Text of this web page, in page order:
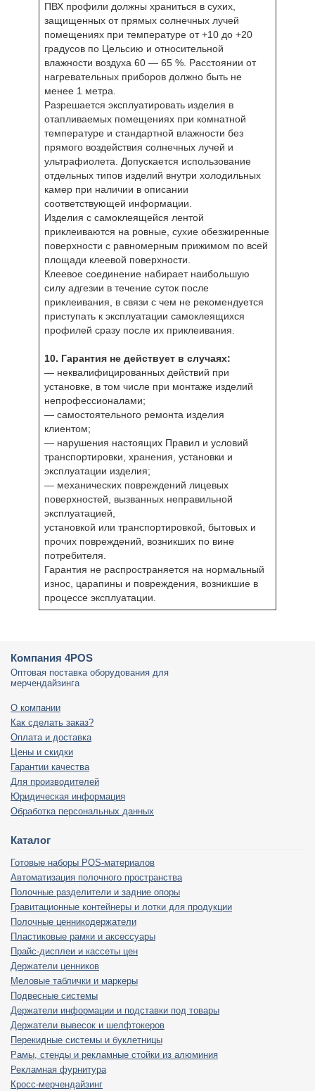
ПВХ профили должны храниться в сухих,
защищенных от прямых солнечных лучей
помещениях при температуре от +10 до +20
градусов по Цельсию и относительной
влажности воздуха 60 — 65 %. Расстоянии от
нагревательных приборов должно быть не
менее 1 метра.
Разрешается эксплуатировать изделия в
отапливаемых помещениях при комнатной
температуре и стандартной влажности без
прямого воздействия солнечных лучей и
ультрафиолета. Допускается использование
отдельных типов изделий внутри холодильных
камер при наличии в описании
соответствующей информации.
Изделия с самоклеящейся лентой
приклеиваются на ровные, сухие обезжиренные
поверхности с равномерным прижимом по всей
площади клеевой поверхности.
Клеевое соединение набирает наибольшую
силу адгезии в течение суток после
приклеивания, в связи с чем не рекомендуется
приступать к эксплуатации самоклеящихся
профилей сразу после их приклеивания.
10. Гарантия не действует в случаях:
— неквалифицированных действий при
установке, в том числе при монтаже изделий
непрофессионалами;
— самостоятельного ремонта изделия
клиентом;
— нарушения настоящих Правил и условий
транспортировки, хранения, установки и
эксплуатации изделия;
— механических повреждений лицевых
поверхностей, вызванных неправильной
эксплуатацией,
установкой или транспортировкой, бытовых и
прочих повреждений, возникших по вине
потребителя.
Гарантия не распространяется на нормальный
износ, царапины и повреждения, возникшие в
процессе эксплуатации.
Компания 4POS
Оптовая поставка оборудования для
мерчендайзинга
О компании
Как сделать заказ?
Оплата и доставка
Цены и скидки
Гарантии качества
Для производителей
Юридическая информация
Обработка персональных данных
Каталог
Готовые наборы POS-материалов
Автоматизация полочного пространства
Полочные разделители и задние опоры
Гравитационные контейнеры и лотки для продукции
Полочные ценникодержатели
Пластиковые рамки и аксессуары
Прайс-дисплеи и кассеты цен
Держатели ценников
Меловые таблички и маркеры
Подвесные системы
Держатели информации и подставки под товары
Держатели вывесок и шелфтокеров
Перекидные системы и буклетницы
Рамы, стенды и рекламные стойки из алюминия
Рекламная фурнитура
Кросс-мерчендайзинг